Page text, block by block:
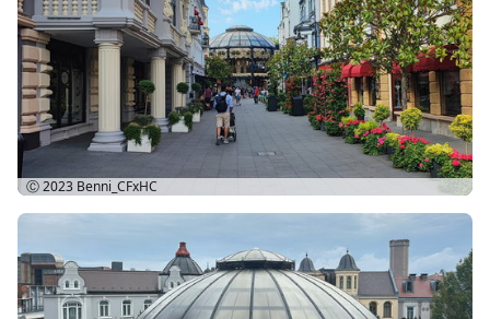
Ⓒ 2023 Benni_CFxHC